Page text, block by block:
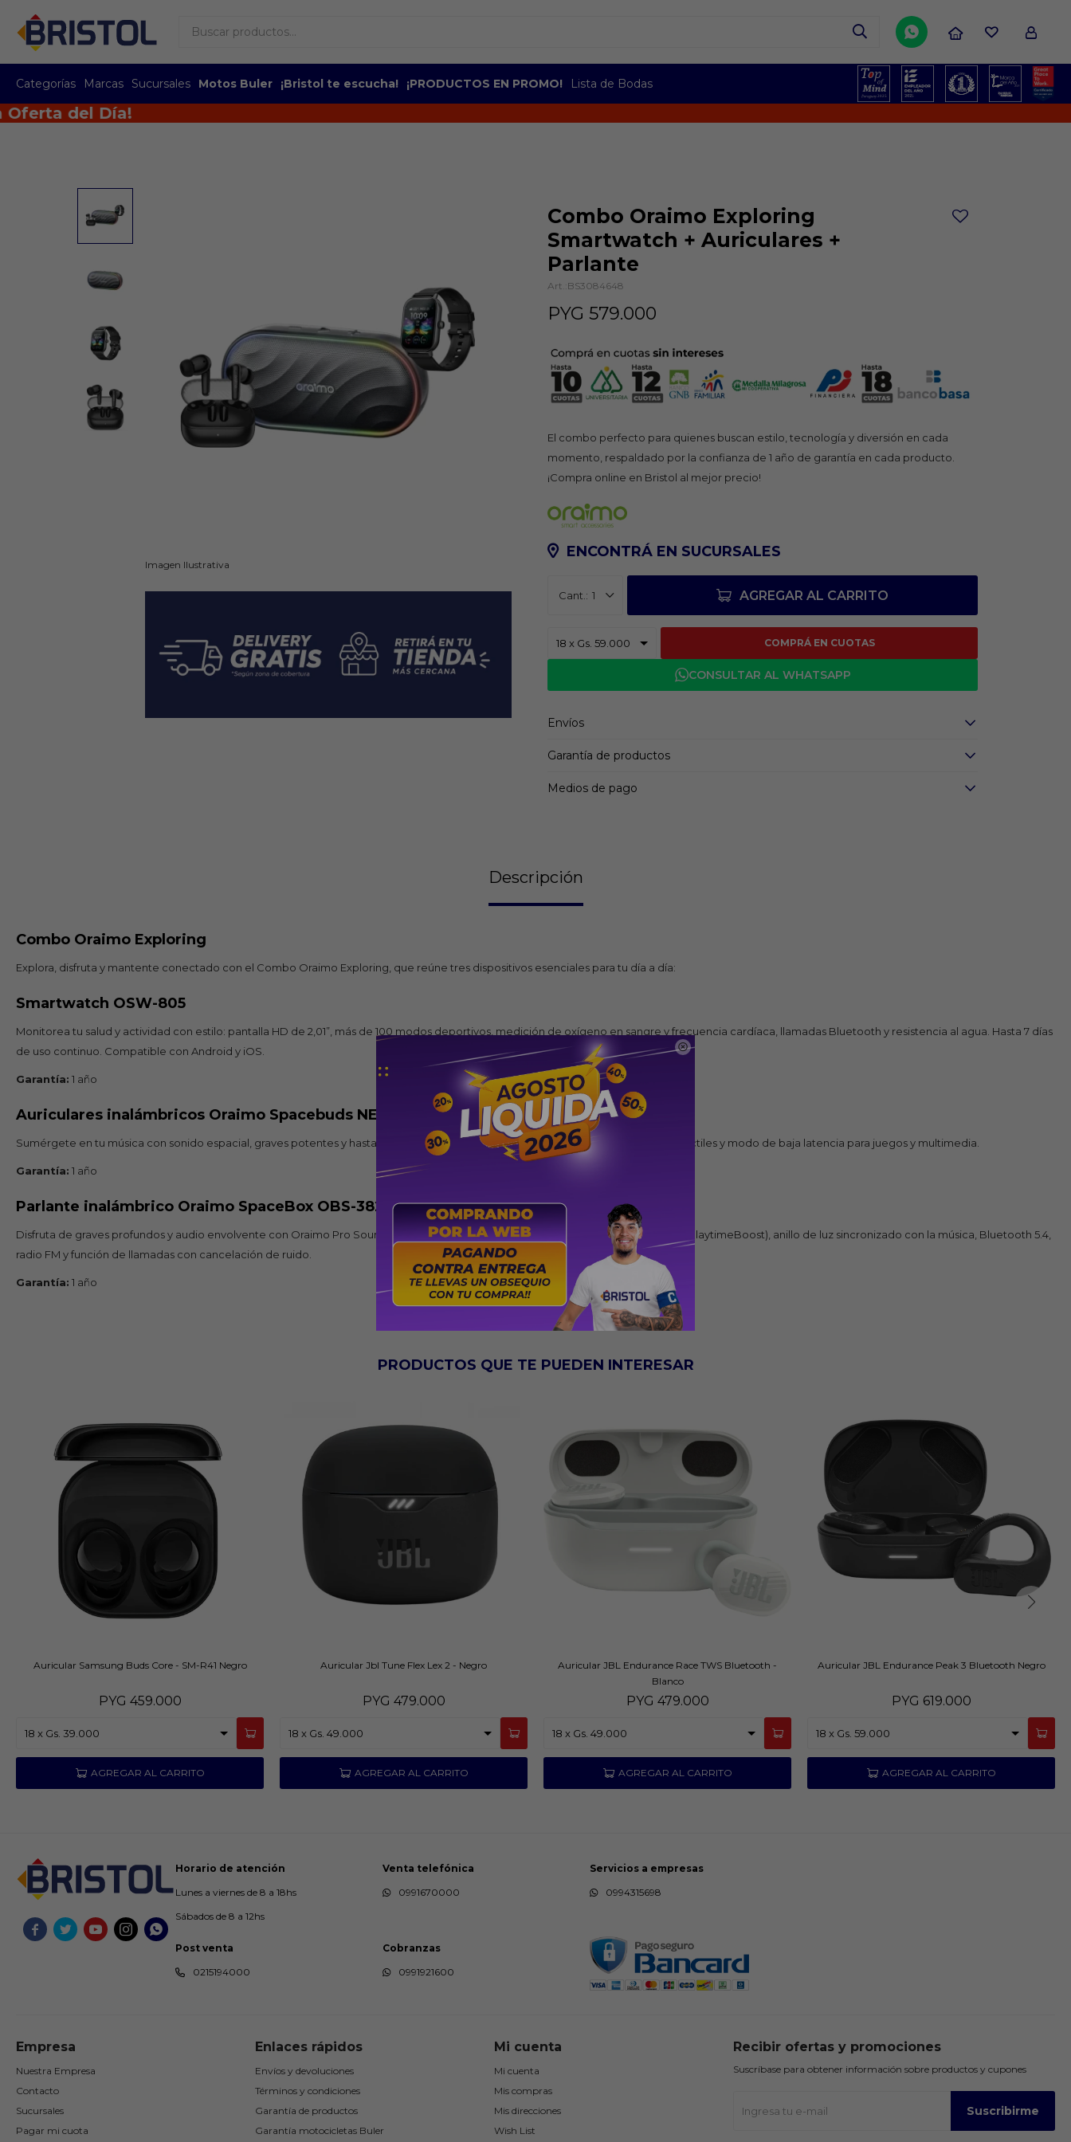

Categorías Marcas Sucursales Motos Buler ¡Bristol te escucha! ¡PRODUCTOS EN PROMO! Lista de Bodas

del Día!
Imagen Ilustrativa
Combo Oraimo Exploring
Smartwatch + Auriculares +
Parlante
BS3084648
PYG 579.000
El combo perfecto para quienes buscan estilo, tecnología y diversión en cada
momento, respaldado por la confianza de 1 año de garantía en cada producto.
¡Compra online en Bristol al mejor precio!
ENCONTRÁ EN SUCURSALES
1 AGREGAR AL CARRITO
COMPRÁ EN CUOTAS
CONSULTAR AL WHATSAPP
Envíos
Garantía de productos
Medios de pago
Descripción
Combo Oraimo Exploring
Explora, disfruta y mantente conectado con el Combo Oraimo Exploring, que reúne tres dispositivos esenciales para tu día a día:
Smartwatch OSW-805
Monitorea tu salud y actividad con estilo: pantalla HD de 2,01”, más de 100 modos deportivos, medición de oxígeno en sangre y frecuencia cardíaca, llamadas Bluetooth y resistencia al agua. Hasta 7 días
de uso continuo. Compatible con Android y iOS.
Garantía: 1 año
Auriculares inalámbricos Oraimo Spacebuds NEO OTW-323
Sumérgete en tu música con sonido espacial, graves potentes y hasta 30 horas de autonomía. Resistente al agua IPX4, controles táctiles y modo de baja latencia para juegos y multimedia.
Garantía: 1 año
Parlante inalámbrico Oraimo SpaceBox OBS-382
Disfruta de graves profundos y audio envolvente con Oraimo Pro Sound y HavyBass. Hasta 16 horas de reproducción (30 horas con PlaytimeBoost), anillo de luz sincronizado con la música, Bluetooth 5.4,
radio FM y función de llamadas con cancelación de ruido.
Garantía: 1 año
PRODUCTOS QUE TE PUEDEN INTERESAR
Auricular Samsung Buds Core - SM-R41 Negro
PYG 459.000
Auricular Jbl Tune Flex Lex 2 - Negro
PYG 479.000
Auricular JBL Endurance Race TWS Bluetooth -
Blanco
PYG 479.000
Auricular JBL Endurance Peak 3 Bluetooth Negro
PYG 619.000
    
Horario de atención
Lunes a viernes de 8 a 18hs
Sábados de 8 a 12hs
Venta telefónica
0991670000
Servicios a empresas
0994315698
Post venta
0215194000
Cobranzas
0991921600
Empresa
Nuestra Empresa
Contacto
Sucursales
Pagar mi cuota
Enlaces rápidos
Envíos y devoluciones
Términos y condiciones
Garantía de productos
Garantía motocicletas Buler
Mi cuenta
Mi cuenta
Mis compras
Mis direcciones
Wish List
Recibir ofertas y promociones
Suscríbase para obtener información sobre productos y cupones
Suscribirme